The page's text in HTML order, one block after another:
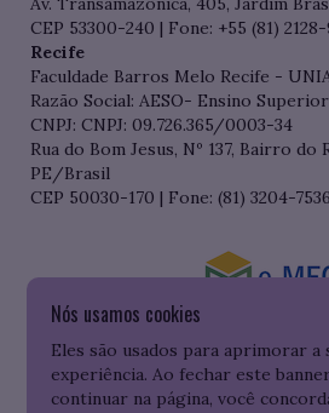
Nós usamos cookies
Eles são usados para aprimorar a
experiência. Ao fechar este
continuar na página, você
CEP 53300-240 | Fone: +55 (81)
Recife
Faculdade Barros Melo Recife -
Razão Social: AESO- Ensino
CNPJ: CNPJ: 09.726.365/0003-34
Rua do Bom Jesus, Nº 137, Bairro do
PE/Brasil
CEP 50030-170 | Fone: (81) 3204-7536
Consulte o cadastro da Instituição no